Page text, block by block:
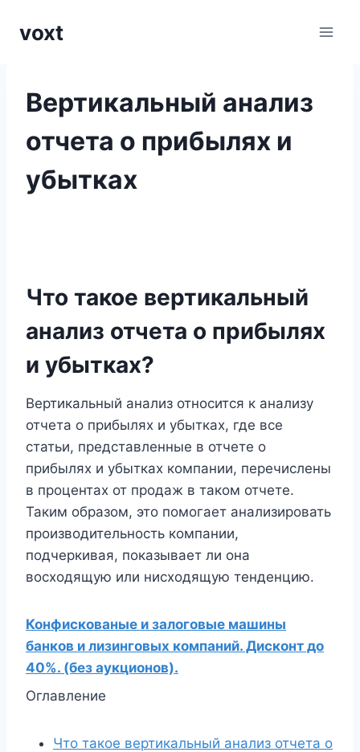
voxt
Вертикальный анализ
отчета о прибылях и
убытках
Что такое вертикальный
анализ отчета о прибылях
и убытках?
Вертикальный анализ относится к анализу
отчета о прибылях и убытках, где все
статьи, представленные в отчете о
прибылях и убытках компании, перечислены
в процентах от продаж в таком отчете.
Таким образом, это помогает анализировать
производительность компании,
подчеркивая, показывает ли она
восходящую или нисходящую тенденцию.
Конфискованые и залоговые машины
банков и лизинговых компаний. Дисконт до
40%. (без аукционов).
Оглавление
Что такое вертикальный анализ отчета о